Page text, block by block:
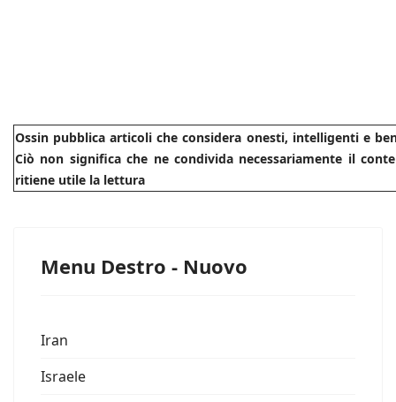
Ossin pubblica articoli che considera onesti, intelligenti e
Ciò non significa che ne condivida necessariamente il
ritiene utile la lettura
Menu Destro - Nuovo
Iran
Israele